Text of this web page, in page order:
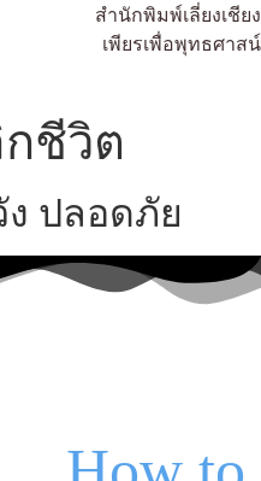
สำนักพิมพ์เลี่ยงเชียง
เพียรเพื่อพุทธศาสน์
ชีวิต
ง ปลอดภัย